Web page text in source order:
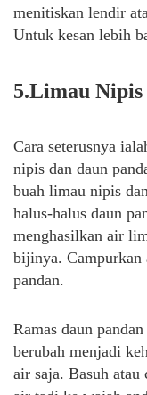
menitiskan lendir
Untuk kesan lebih
5.Limau Nipis
Cara seterusnya
nipis dan daun
buah limau nipis
halus-halus daun
menghasilkan air
bijinya. Campurkan
pandan.
Ramas daun
berubah menjadi
air saja. Basuh